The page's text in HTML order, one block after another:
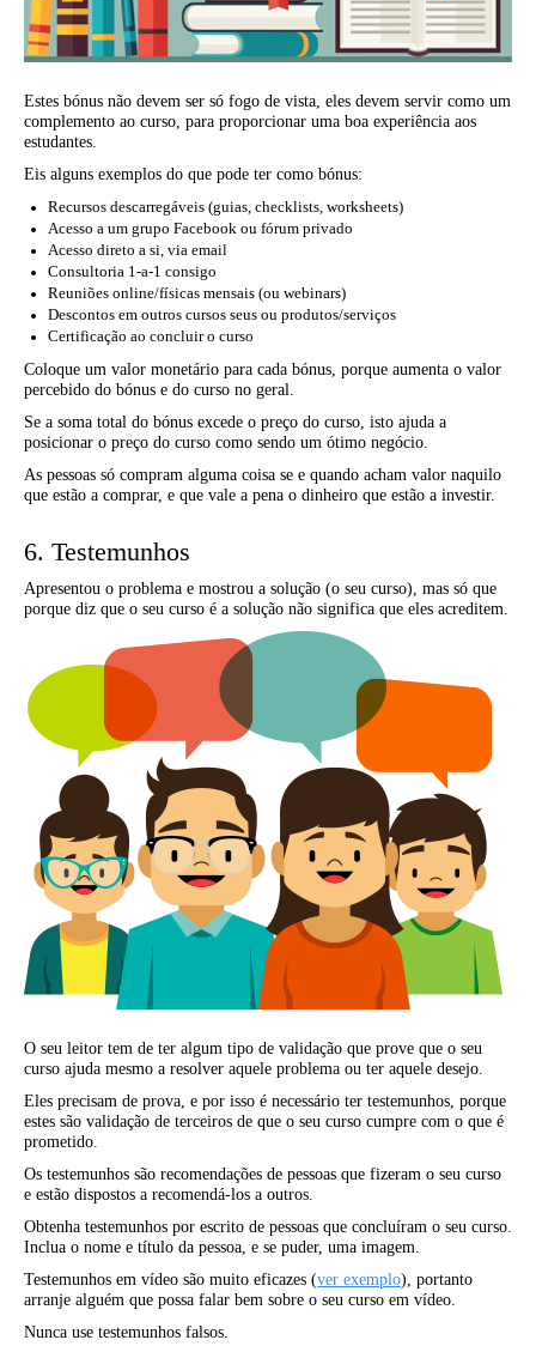
Estes bónus não devem ser só fogo de vista, eles devem servir como um
complemento ao curso, para proporcionar uma boa experiência aos
estudantes.
Eis alguns exemplos do que pode ter como bónus:
Recursos descarregáveis (guias, checklists, worksheets)
Acesso a um grupo Facebook ou fórum privado
Acesso direto a si, via email
Consultoria 1-a-1 consigo
Reuniões online/físicas mensais (ou webinars)
Descontos em outros cursos seus ou produtos/serviços
Certificação ao concluir o curso
Coloque um valor monetário para cada bónus, porque aumenta o valor
percebido do bónus e do curso no geral.
Se a soma total do bónus excede o preço do curso, isto ajuda a
posicionar o preço do curso como sendo um ótimo negócio.
As pessoas só compram alguma coisa se e quando acham valor naquilo
que estão a comprar, e que vale a pena o dinheiro que estão a investir.
6. Testemunhos
Apresentou o problema e mostrou a solução (o seu curso), mas só que
porque diz que o seu curso é a solução não significa que eles acreditem.
O seu leitor tem de ter algum tipo de validação que prove que o seu
curso ajuda mesmo a resolver aquele problema ou ter aquele desejo.
Eles precisam de prova, e por isso é necessário ter testemunhos, porque
estes são validação de terceiros de que o seu curso cumpre com o que é
prometido.
Os testemunhos são recomendações de pessoas que fizeram o seu curso
e estão dispostos a recomendá-los a outros.
Obtenha testemunhos por escrito de pessoas que concluíram o seu curso.
Inclua o nome e título da pessoa, e se puder, uma imagem.
Testemunhos em vídeo são muito eficazes (ver exemplo), portanto
arranje alguém que possa falar bem sobre o seu curso em vídeo.
Nunca use testemunhos falsos.